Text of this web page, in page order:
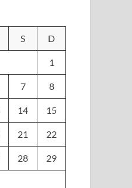
S D
1
7 8
14 15
21 22
28 29